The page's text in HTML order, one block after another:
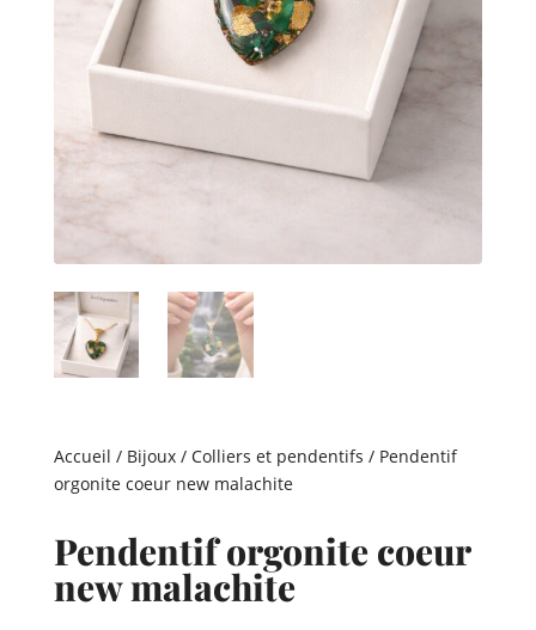
Accueil / Bijoux/ Colliers et pendentifs / Pendentif
orgonite coeur new malachite
Pendentif orgonite coeur
new malachite